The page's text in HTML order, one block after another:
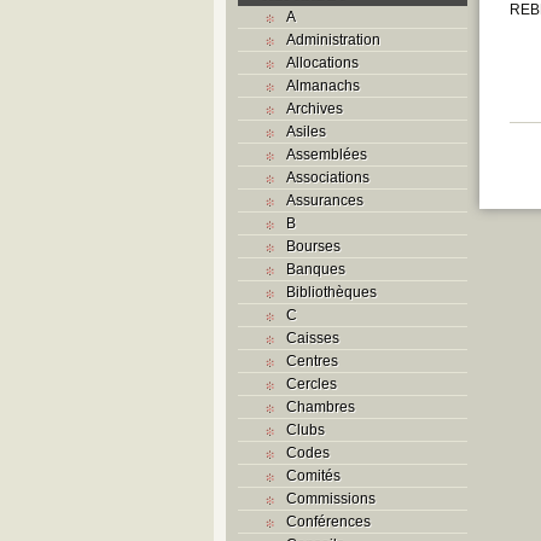
A
Administration
Allocations
Almanachs
Archives
Asiles
Assemblées
Associations
Assurances
B
Bourses
Banques
Bibliothèques
C
Caisses
Centres
Cercles
Chambres
Clubs
Codes
Comités
Commissions
Conférences